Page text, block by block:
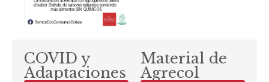
COVID y
Adaptaciones
Material de
Agrecol